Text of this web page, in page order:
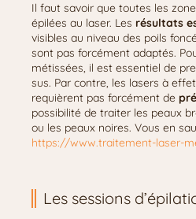
Il faut savoir que toutes les
épilées au laser. Les résultats
visibles au niveau des poils
sont pas forcément adaptés.
métissées, il est essentiel de
sus. Par contre, les lasers à
requièrent pas forcément de
possibilité de traiter les peaux
ou les peaux noires. Vous en
https://www.traitement-laser-
Les sessions